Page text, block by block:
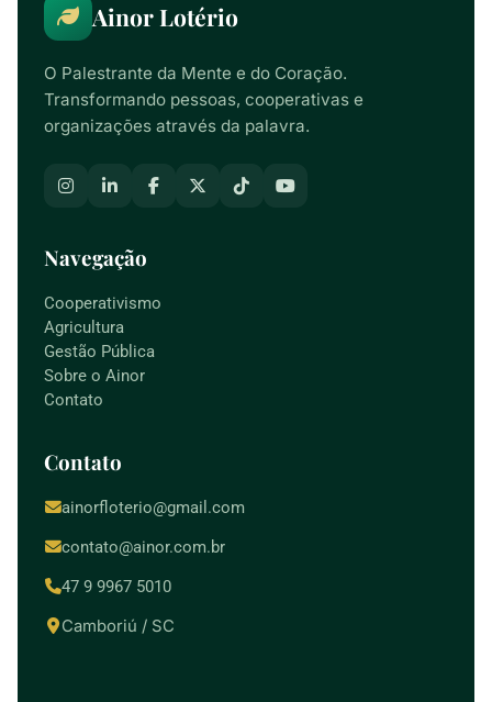
Ainor Lotério
O Palestrante da Mente e do Coração.
Transformando pessoas, cooperativas e
organizações através da palavra.
Navegação
Cooperativismo
Agricultura
Gestão Pública
Sobre o Ainor
Contato
Contato
ainorfloterio@gmail.com
contato@ainor.com.br
47 9 9967 5010
Camboriú / SC